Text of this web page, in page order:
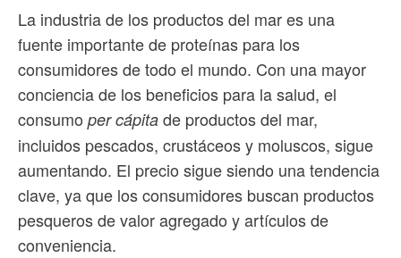
La industria de los productos del mar es una
fuente importante de proteínas para los
consumidores de todo el mundo. Con una mayor
conciencia de los beneficios para la salud, el
consumo per cápita de productos del mar,
incluidos pescados, crustáceos y moluscos, sigue
aumentando. El precio sigue siendo una tendencia
clave, ya que los consumidores buscan productos
pesqueros de valor agregado y artículos de
conveniencia.